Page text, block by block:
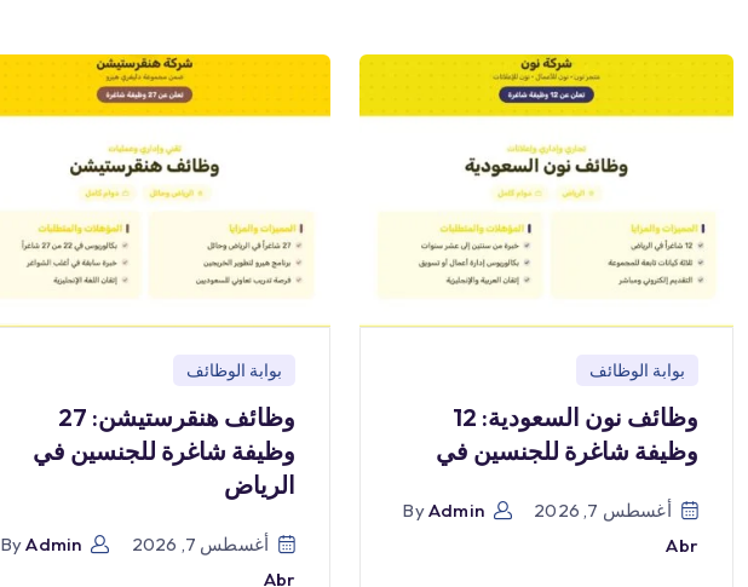
بوابة الوظائف
وظائف نون السعودية: 12
وظيفة شاغرة للجنسين في
أغسطس 7, 2026 ByAdmin
Abr
بوابة الوظائف
وظائف هنقرستيشن: 27
وظيفة شاغرة للجنسين في
الرياض
أغسطس 7, 2026 ByAdmin
Abr